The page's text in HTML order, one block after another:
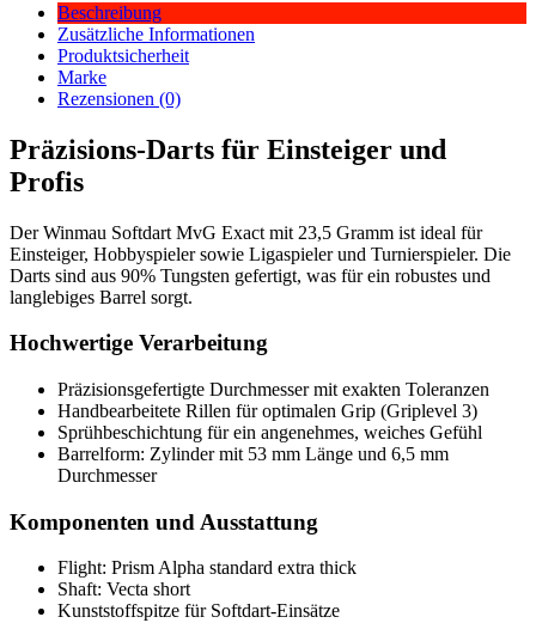
Beschreibung
Zusätzliche Informationen
Produktsicherheit
Marke
Rezensionen (0)
Präzisions-Darts für Einsteiger und
Profis
Der Winmau Softdart MvG Exact mit 23,5 Gramm ist ideal für
Einsteiger, Hobbyspieler sowie Ligaspieler und Turnierspieler. Die
Darts sind aus 90% Tungsten gefertigt, was für ein robustes und
langlebiges Barrel sorgt.
Hochwertige Verarbeitung
Präzisionsgefertigte Durchmesser mit exakten Toleranzen
Handbearbeitete Rillen für optimalen Grip (Griplevel 3)
Sprühbeschichtung für ein angenehmes, weiches Gefühl
Barrelform: Zylinder mit 53 mm Länge und 6,5 mm
Durchmesser
Komponenten und Ausstattung
Flight: Prism Alpha standard extra thick
Shaft: Vecta short
Kunststoffspitze für Softdart-Einsätze